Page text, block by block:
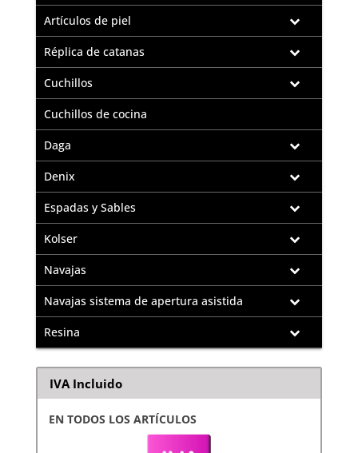
Artículos de piel
Réplica de catanas
Cuchillos
Cuchillos de cocina
Daga
Denix
Espadas y Sables
Kolser
Navajas
Navajas sistema de apertura asistida
Resina
IVA Incluido
EN TODOS LOS ARTÍCULOS